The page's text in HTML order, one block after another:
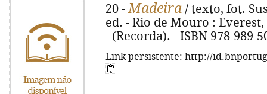
20 -Madeira / texto, fot.
ed. - Rio de Mouro :
- (Recorda). - ISBN 978-989-
Link persistente: http://